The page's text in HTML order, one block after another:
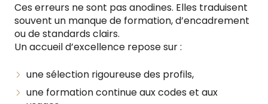
Ces erreurs ne sont pas anodines. Elles traduisent
souvent un manque de formation, d’encadrement
ou de standards clairs.
Un accueil d’excellence repose sur :
une sélection rigoureuse des profils,
une formation continue aux codes et aux